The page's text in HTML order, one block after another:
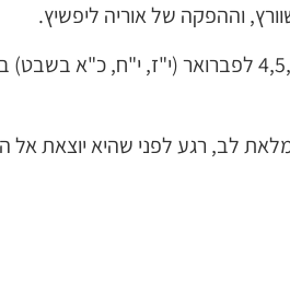
וההפקה של אוריה ליפשיץ.
פסטיבל "ביכורים" יתקיים בתאריכים 4,5,8
לב, רגע לפני שהיא יוצאת אל